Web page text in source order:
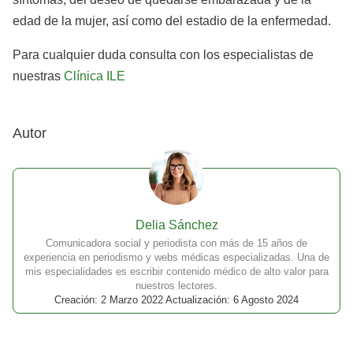
edad de la mujer, así como del estadio de la enfermedad.
Para cualquier duda consulta con los especialistas de
nuestras Clínica ILE
Autor
Delia Sánchez
Comunicadora social y periodista con más de 15 años de
experiencia en periodismo y webs médicas especializadas. Una de
mis especialidades es escribir contenido médico de alto valor para
nuestros lectores.
Creación: 2 Marzo 2022 Actualización: 6 Agosto 2024